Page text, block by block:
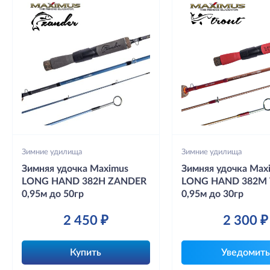
Зимние удилища
Зимняя удочка Maximus
LONG HAND 382H ZANDER
0,95м до 50гр
2 450 ₽
Купить
Зимние удилища
Зимняя удочка
LONG HAND 382M
0,95м до 30гр
2 300 ₽
Уведомить